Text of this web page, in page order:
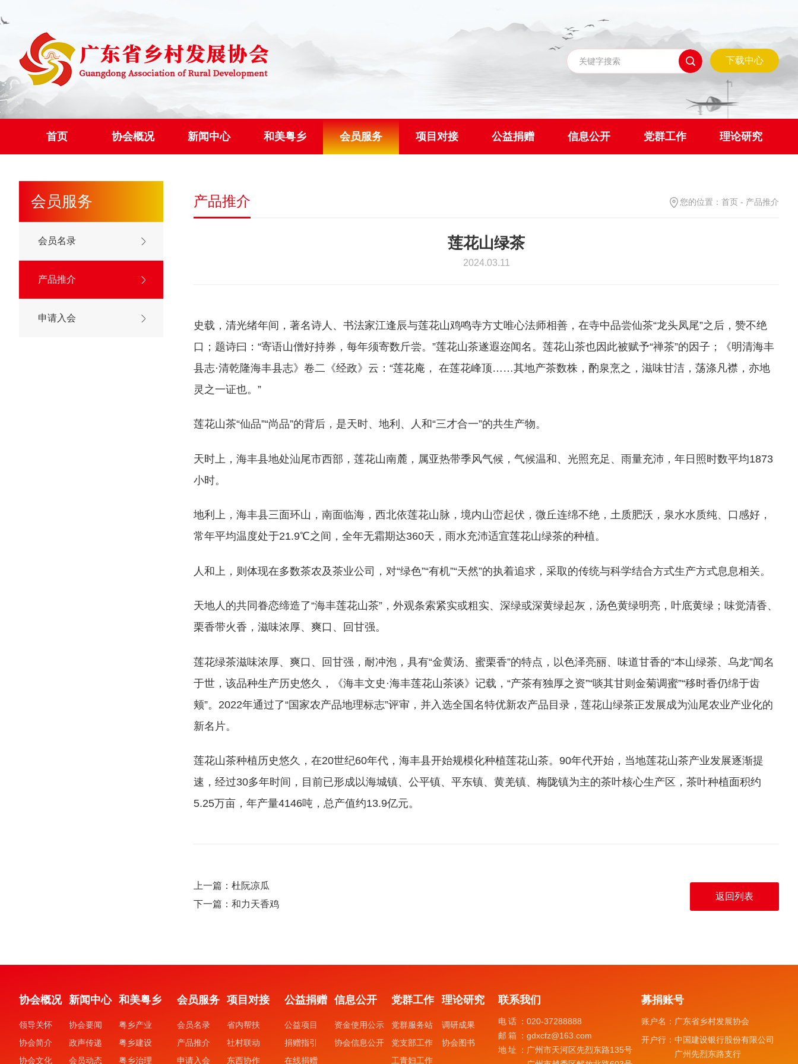
下载中心
首页 协会概况 新闻中心 和美粤乡 会员服务 项目对接 公益捐赠 信息公开 党群工作 理论研究
会员服务
会员名录
产品推介
申请入会
产品推介 您的位置： 首页 - 产品推介
莲花山绿茶
2024.03.11
史载，清光绪年间，著名诗人、书法家江逢辰与莲花山鸡鸣寺方丈唯心法师相善，在寺中品尝仙茶“龙头凤尾”之后，赞不绝
口；题诗曰：“寄语山僧好持券，每年须寄数斤尝。”莲花山茶遂遐迩闻名。莲花山茶也因此被赋予“禅茶”的因子；《明清海丰
县志·清乾隆海丰县志》卷二《经政》云：“莲花庵， 在莲花峰顶……其地产茶数株，酌泉烹之，滋味甘洁，荡涤凡襟，亦地
灵之一证也。”
莲花山茶“仙品”“尚品”的背后，是天时、地利、人和“三才合一”的共生产物。
天时上，海丰县地处汕尾市西部，莲花山南麓，属亚热带季风气候，气候温和、光照充足、雨量充沛，年日照时数平均1873
小时。
地利上，海丰县三面环山，南面临海，西北依莲花山脉，境内山峦起伏，微丘连绵不绝，土质肥沃，泉水水质纯、口感好，
常年平均温度处于21.9℃之间，全年无霜期达360天，雨水充沛适宜莲花山绿茶的种植。
人和上，则体现在多数茶农及茶业公司，对“绿色”“有机”“天然”的执着追求，采取的传统与科学结合方式生产方式息息相关。
天地人的共同眷恋缔造了“海丰莲花山茶”，外观条索紧实或粗实、深绿或深黄绿起灰，汤色黄绿明亮，叶底黄绿；味觉清香、
栗香带火香，滋味浓厚、爽口、回甘强。
莲花绿茶滋味浓厚、爽口、回甘强，耐冲泡，具有“金黄汤、蜜栗香”的特点，以色泽亮丽、味道甘香的“本山绿茶、乌龙”闻名
于世，该品种生产历史悠久，《海丰文史·海丰莲花山茶谈》记载，“产茶有独厚之资”“啖其甘则金菊调蜜”“移时香仍绵于齿
颊”。2022年通过了“国家农产品地理标志”评审，并入选全国名特优新农产品目录，莲花山绿茶正发展成为汕尾农业产业化的
新名片。
莲花山茶种植历史悠久，在20世纪60年代，海丰县开始规模化种植莲花山茶。90年代开始，当地莲花山茶产业发展逐渐提
速，经过30多年时间，目前已形成以海城镇、公平镇、平东镇、黄羌镇、梅陇镇为主的茶叶核心生产区，茶叶种植面积约
5.25万亩，年产量4146吨，总产值约13.9亿元。
返回列表
上一篇：杜阮凉瓜
下一篇：和力天香鸡
协会概况
领导关怀
协会简介
协会文化
新闻中心
协会要闻
政声传递
会员动态
和美粤乡
粤乡产业
粤乡建设
粤乡治理
会员服务
会员名录
产品推介
申请入会
项目对接
省内帮扶
社村联动
东西协作
公益捐赠
公益项目
捐赠指引
在线捐赠
信息公开
资金使用公示
协会信息公开
党群工作
党群服务站
党支部工作
工青妇工作
理论研究
调研成果
协会图书
联系我们
电话：020-37288888
邮箱：gdxcfz@163.com
地址： 广州市天河区先烈东路135号
募捐账号
账户名： 广东省乡村发展协会
开户行：中国建设银行股份有限公司
广州先烈东路支行